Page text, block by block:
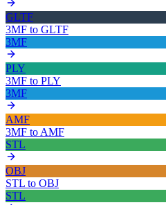
GLTF
3MF to GLTF
3MF
PLY
3MF to PLY
3MF
AMF
3MF to AMF
STL
OBJ
STL to OBJ
STL